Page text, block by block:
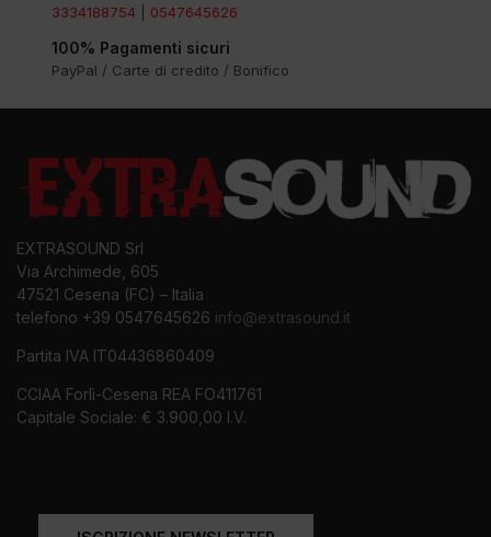
3334188754 0547645626
100% Pagamenti sicuri
PayPal / Carte di credito / Bonifico
EXTRASOUND Srl
Via Archimede, 605
47521 Cesena (FC) – Italia
telefono +39 0547645626 info@extrasound.it
Partita IVA IT04436860409
CCIAA Forlì-Cesena REA FO411761
Capitale Sociale: € 3.900,00 I.V.